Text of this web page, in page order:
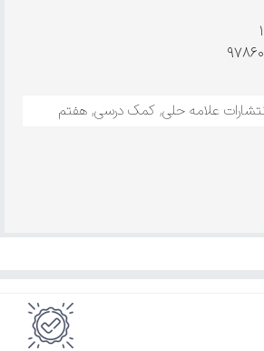
علامه حلی, کمک درسی, هفتم